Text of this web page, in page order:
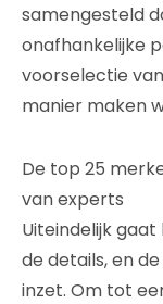
samengesteld
onafhankelijke
voorselectie
manier maken
De top 25
van experts
Uiteindelijk
de details, en
inzet. Om tot